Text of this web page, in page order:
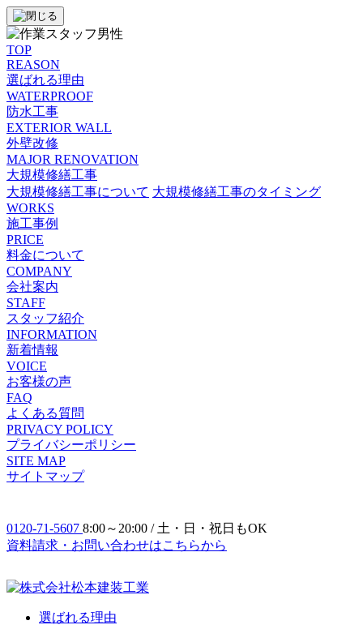
TOP
REASON
選ばれる理由
WATERPROOF
防⽔⼯事
EXTERIOR WALL
外壁改修
MAJOR RENOVATION
大規模修繕工事
大規模修繕工事について 大規模修繕工事のタイミング
WORKS
施工事例
PRICE
料金について
COMPANY
会社案内
STAFF
スタッフ紹介
INFORMATION
新着情報
VOICE
お客様の声
FAQ
よくある質問
PRIVACY POLICY
プライバシーポリシー
SITE MAP
サイトマップ
0120-71-5607 8:00～20:00 / 土・日・祝日もOK
資料請求・お問い合わせはこちらから
選ばれる理由